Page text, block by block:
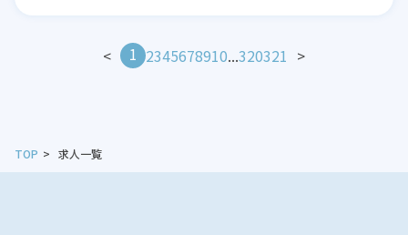
< 1 2345678910...320321 >
TOP 求人一覧